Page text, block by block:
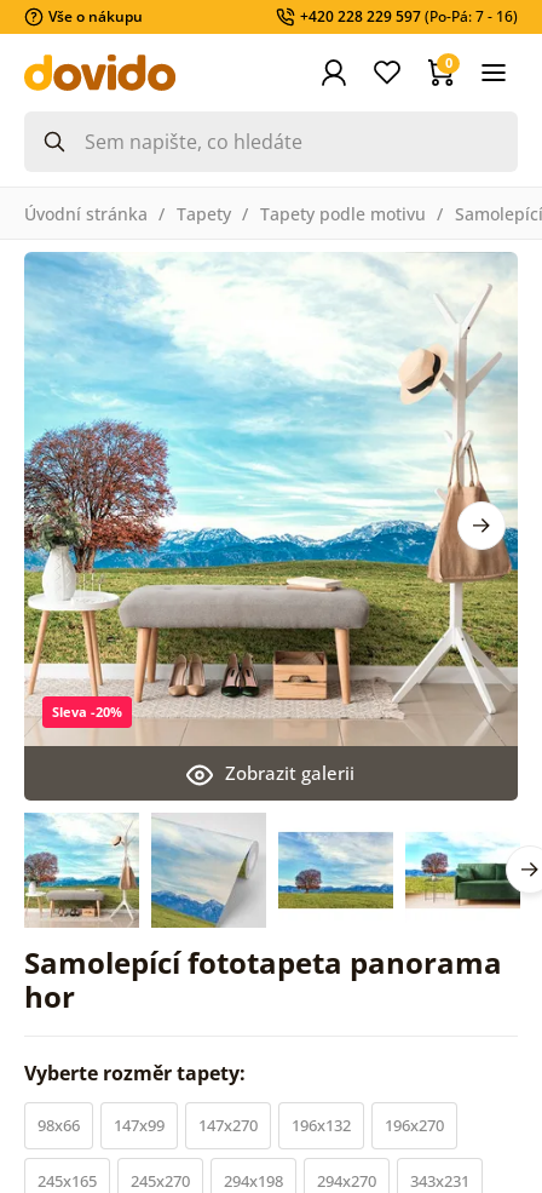
Vše o nákupu +420 228 229 597(Po-Pá: 7 - 16)
0
Úvodní stránka Tapety Tapety podle motivu
Samolepící fototapeta panorama
hor
Zobrazit galerii
Sleva -20%
Vyberte rozměr tapety:
98x66 147x99 147x270 196x132 196x270
245x165 245x270 294x198 294x270 343x231